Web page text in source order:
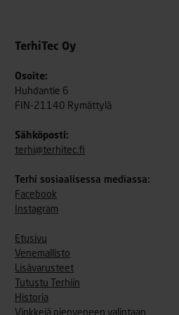
TerhiTec Oy
Osoite:
Huhdantie 6
FIN-21140 Rymättylä
Sähköposti:
terhi@terhitec.fi
Terhi sosiaalisessa mediassa:
Facebook
Instagram
Etusivu
Venemallisto
Lisävarusteet
Tutustu Terhiin
Historia